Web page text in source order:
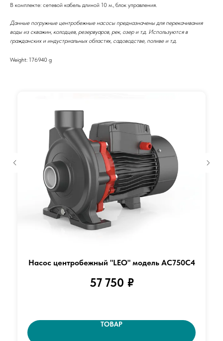
В комплекте: сетевой кабель длиной 10 м., блок управления.
Данные погружные центробежные насосы предназначены для перекачивания
воды из скважин, колодцев, резервуаров, рек, озер и т.д. Используются в
гражданских и индустриальных областях, садоводстве, поливе и т.д.
Weight: 176940 g
Насос центробежный "LEO" модель AC750C4
57 750 ₽
ТОВАР